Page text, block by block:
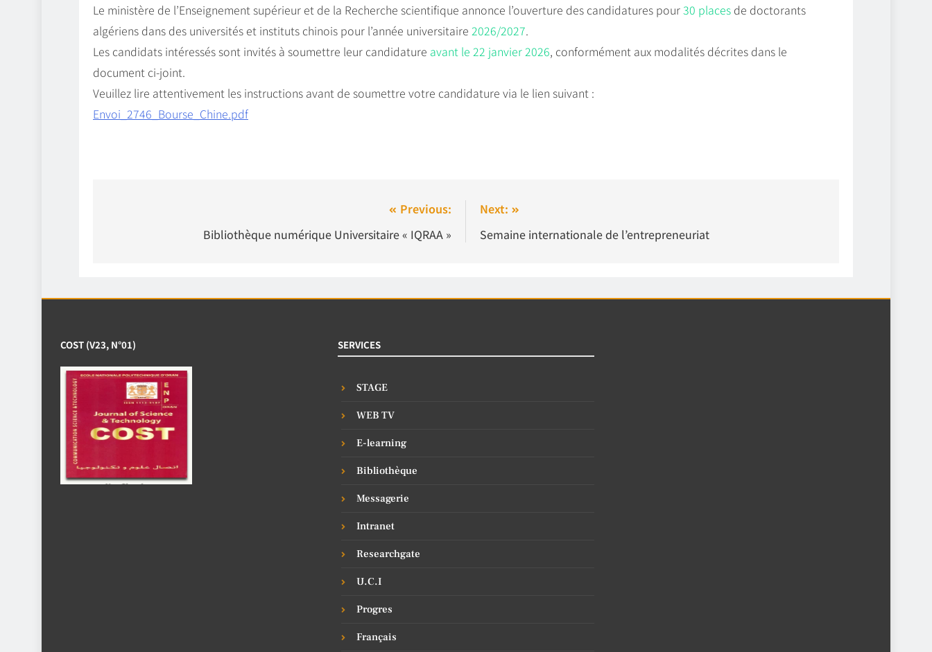
Le ministère de l’Enseignement supérieur et de la Recherche scientifique annonce l’ouverture des candidatures pour30 places de doctorants
algériens dans des universités et instituts chinois pour l’année universitaire 2026/2027.
Les candidats intéressés sont invités à soumettre leur candidature avant le 22 janvier 2026, conformément aux modalités décrites dans le
document ci-joint.
Veuillez lire attentivement les instructions avant de soumettre votre candidature via le lien suivant :
Envoi_2746_Bourse_Chine.pdf
Previous:
Bibliothèque numérique Universitaire « IQRAA »
Next:
Semaine internationale de l’entrepreneuriat
COST (V23, N°01) SERVICES
STAGE
WEB TV
E-learning
Bibliothèque
Messagerie
Intranet
Researchgate
U.C.I
Progres
Français